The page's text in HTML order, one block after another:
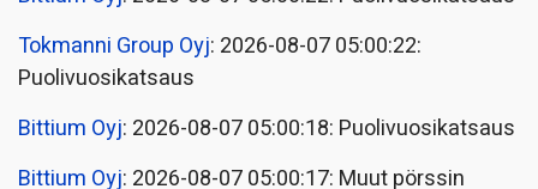
Tokmanni Group Oyj: 2026-08-07 05:00:22:
Puolivuosikatsaus
Bittium Oyj: 2026-08-07 05:00:18: Puolivuosikatsaus
Bittium Oyj: 2026-08-07 05:00:17: Muut pörssin